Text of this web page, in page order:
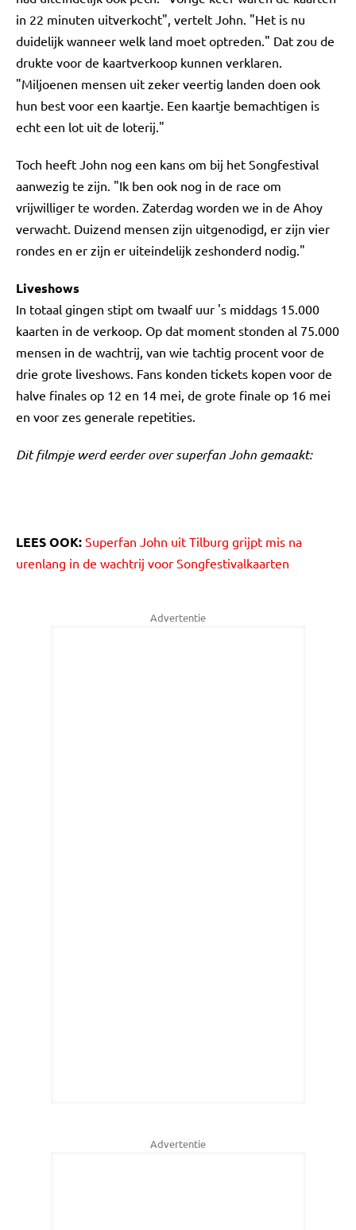
in 22 minuten uitverkocht", vertelt John. "Het is nu
duidelijk wanneer welk land moet optreden." Dat zou de
drukte voor de kaartverkoop kunnen verklaren.
"Miljoenen mensen uit zeker veertig landen doen ook
hun best voor een kaartje. Een kaartje bemachtigen is
echt een lot uit de loterij."
Toch heeft John nog een kans om bij het Songfestival
aanwezig te zijn. "Ik ben ook nog in de race om
vrijwilliger te worden. Zaterdag worden we in de Ahoy
verwacht. Duizend mensen zijn uitgenodigd, er zijn vier
rondes en er zijn er uiteindelijk zeshonderd nodig."
Liveshows
In totaal gingen stipt om twaalf uur 's middags 15.000
kaarten in de verkoop. Op dat moment stonden al 75.000
mensen in de wachtrij, van wie tachtig procent voor de
drie grote liveshows. Fans konden tickets kopen voor de
halve finales op 12 en 14 mei, de grote finale op 16 mei
en voor zes generale repetities.
Dit filmpje werd eerder over superfan John gemaakt:
LEES OOK: Superfan John uit Tilburg grijpt mis na
urenlang in de wachtrij voor Songfestivalkaarten
Advertentie
Advertentie